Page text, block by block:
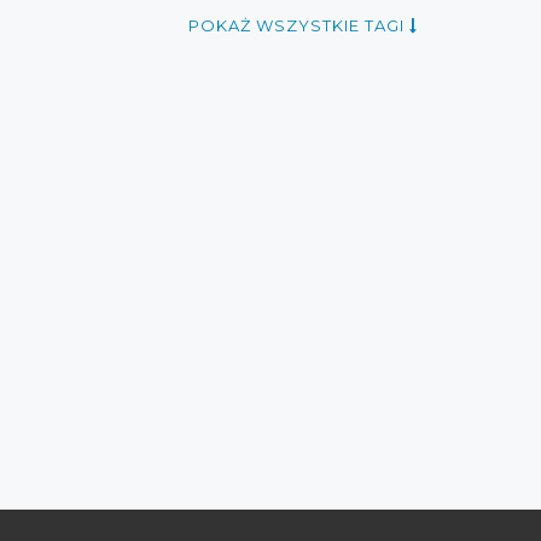
POKAŻ WSZYSTKIE TAGI